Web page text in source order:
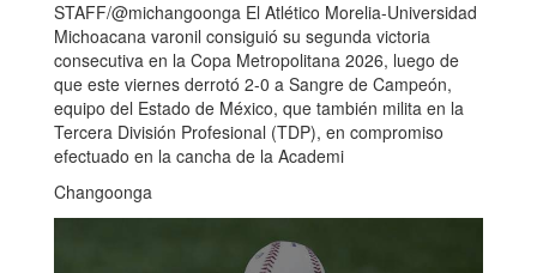
STAFF/@michangoonga El Atlético Morelia-Universidad
Michoacana varonil consiguió su segunda victoria
consecutiva en la Copa Metropolitana 2026, luego de
que este viernes derrotó 2-0 a Sangre de Campeón,
equipo del Estado de México, que también milita en la
Tercera División Profesional (TDP), en compromiso
efectuado en la cancha de la Academi
Changoonga